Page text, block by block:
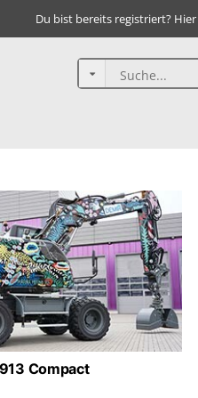
Du bist bereits registriert?
Compact